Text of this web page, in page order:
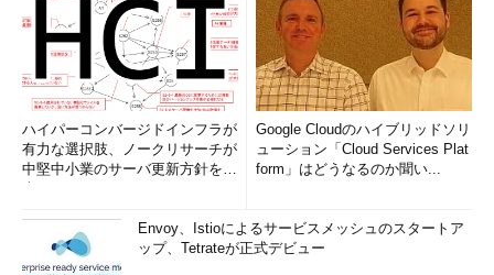
ハイパーコンバージドインフラが
有力な選択肢、ノークリサーチが
中堅中小業のサーバ更新方針を調
Google Cloudのハイブリッドソリ
ューション「Cloud Services Plat
form」はどうなるのか聞い...
Envoy、Istioによるサービスメッシュのスタートア
ップ、Tetrateが正式デビュー